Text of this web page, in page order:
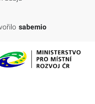
sabemio